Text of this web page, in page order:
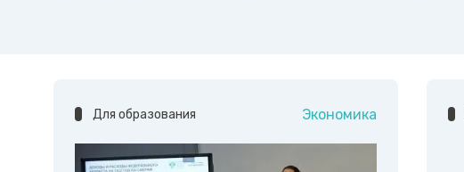
Для образования Экономика